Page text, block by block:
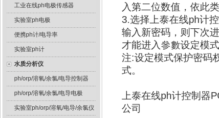
工业在线ph电极传感器
实验室ph电极
便携ph计/电导率
实验室ph计
水质分析仪
ph/orp/溶氧/余氯/电导控制器
ph/orp/溶氧/余氯/电导电极
实验室ph/orp/溶氧/电导/余氯仪
入第二位数值，依此
3.选择上泰在线ph计
输入新密码，则下次
才能进入參數设定模式
注:设定模式保护密码
式。
上泰在线ph计控制器
公司